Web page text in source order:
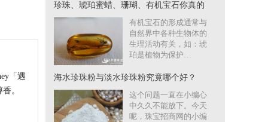
「遇
。
珍珠、琥珀蜜蜡、珊瑚、有机宝石你真的
有机宝石的形成通常与
自然界中各种生物体的
生理活动有关，如：琥
珀是植物为保护…
海水珍珠粉与淡水珍珠粉究竟哪个好？
这个问题一直在小编心
中久久不能放下。今天
呢，珠宝招商网的小编